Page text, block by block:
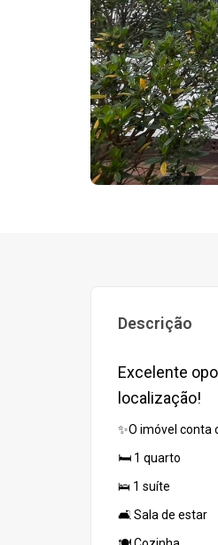
Descrição
Excelente
localização!
✨O imóvel conta
🛏️ 1 quarto
🛌 1 suíte
🛋️ Sala de estar